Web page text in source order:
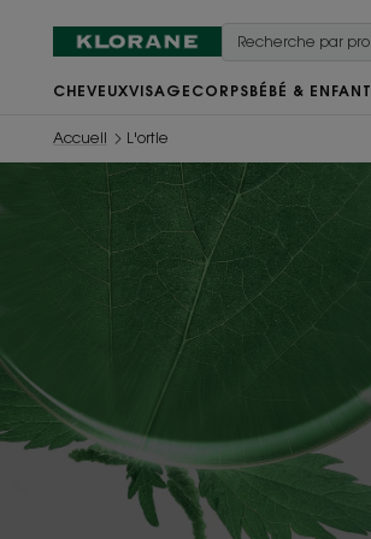
CHEVEUXVISAGE CORPSBÉBÉ & ENFANT
Accueil L'ortie